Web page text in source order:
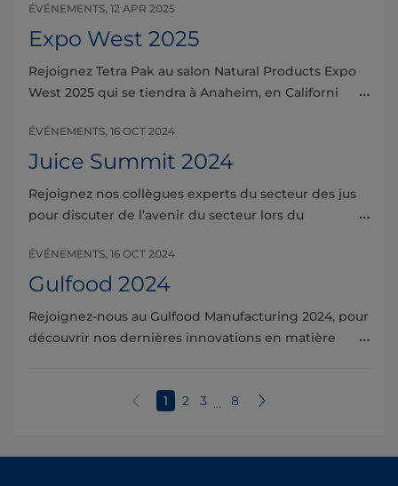
ÉVÉNEMENTS, 12 APR 2025
Expo West 2025
Rejoignez Tetra Pak au salon Natural Products Expo
West 2025 qui se tiendra à Anaheim, en Californie,
ÉVÉNEMENTS, 16 OCT 2024
Juice Summit 2024
Rejoignez nos collègues experts du secteur des jus
pour discuter de l’avenir du secteur lors du
Belgique.
ÉVÉNEMENTS, 16 OCT 2024
Gulfood 2024
Rejoignez-nous au Gulfood Manufacturing 2024, pour
découvrir nos dernières innovations en matière de
1 2 3 ... 8